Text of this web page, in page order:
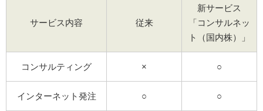
サービス内容 従来
新サービス
「コンサルネッ
ト（国内株）」
コンサルティング × ○
インターネット発注 ○ ○